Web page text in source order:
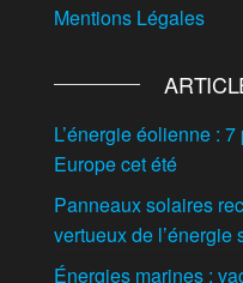
Mentions Légales
L’énergie éolienne :
Europe cet été
Panneaux solaires
vertueux de l’énergie
Énergies marines :